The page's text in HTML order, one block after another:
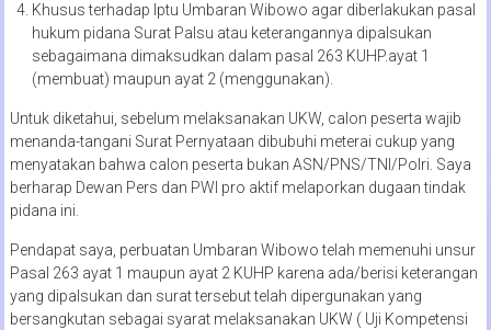
Khusus terhadap Iptu Umbaran Wibowo agar diberlakukan pasal
hukum pidana Surat Palsu atau keterangannya dipalsukan
sebagaimana dimaksudkan dalam pasal 263 KUHP.ayat 1
(membuat) maupun ayat 2 (menggunakan).
Untuk diketahui, sebelum melaksanakan UKW, calon peserta wajib
menanda-tangani Surat Pernyataan dibubuhi meterai cukup yang
menyatakan bahwa calon peserta bukan ASN/PNS/TNI/Polri. Saya
berharap Dewan Pers dan PWI pro aktif melaporkan dugaan tindak
pidana ini.
Pendapat saya, perbuatan Umbaran Wibowo telah memenuhi unsur
Pasal 263 ayat 1 maupun ayat 2 KUHP karena ada/berisi keterangan
yang dipalsukan dan surat tersebut telah dipergunakan yang
bersangkutan sebagai syarat melaksanakan UKW ( Uji Kompetensi